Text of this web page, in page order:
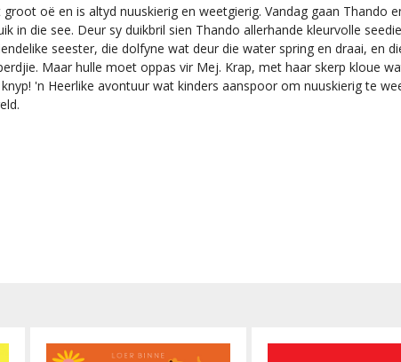
oë en is altyd nuuskierig en weetgierig. Vandag gaan Thando
in die see. Deur sy duikbril sien Thando allerhande kleurvolle
seester, die dolfyne wat deur die water spring en draai, en
Maar hulle moet oppas vir Mej. Krap, met haar skerp kloue
'n Heerlike avontuur wat kinders aanspoor om nuuskierig te